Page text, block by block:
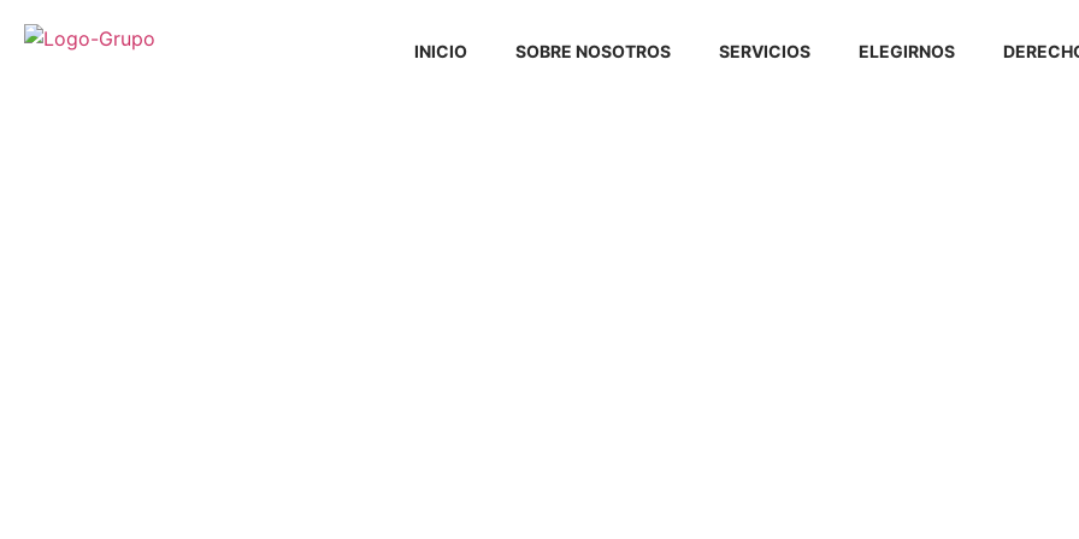
INICIO SOBRE NOSOTROS SERVICIOS ELEGIRNOS